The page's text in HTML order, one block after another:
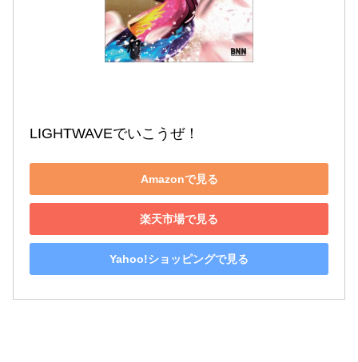
LIGHTWAVEでいこうぜ！
Amazonで見る
楽天市場で見る
Yahoo!ショッピングで見る